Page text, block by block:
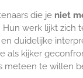
die je niet
. Hun werk lijkt zich
duidelijke
als kijker
meteen te willen